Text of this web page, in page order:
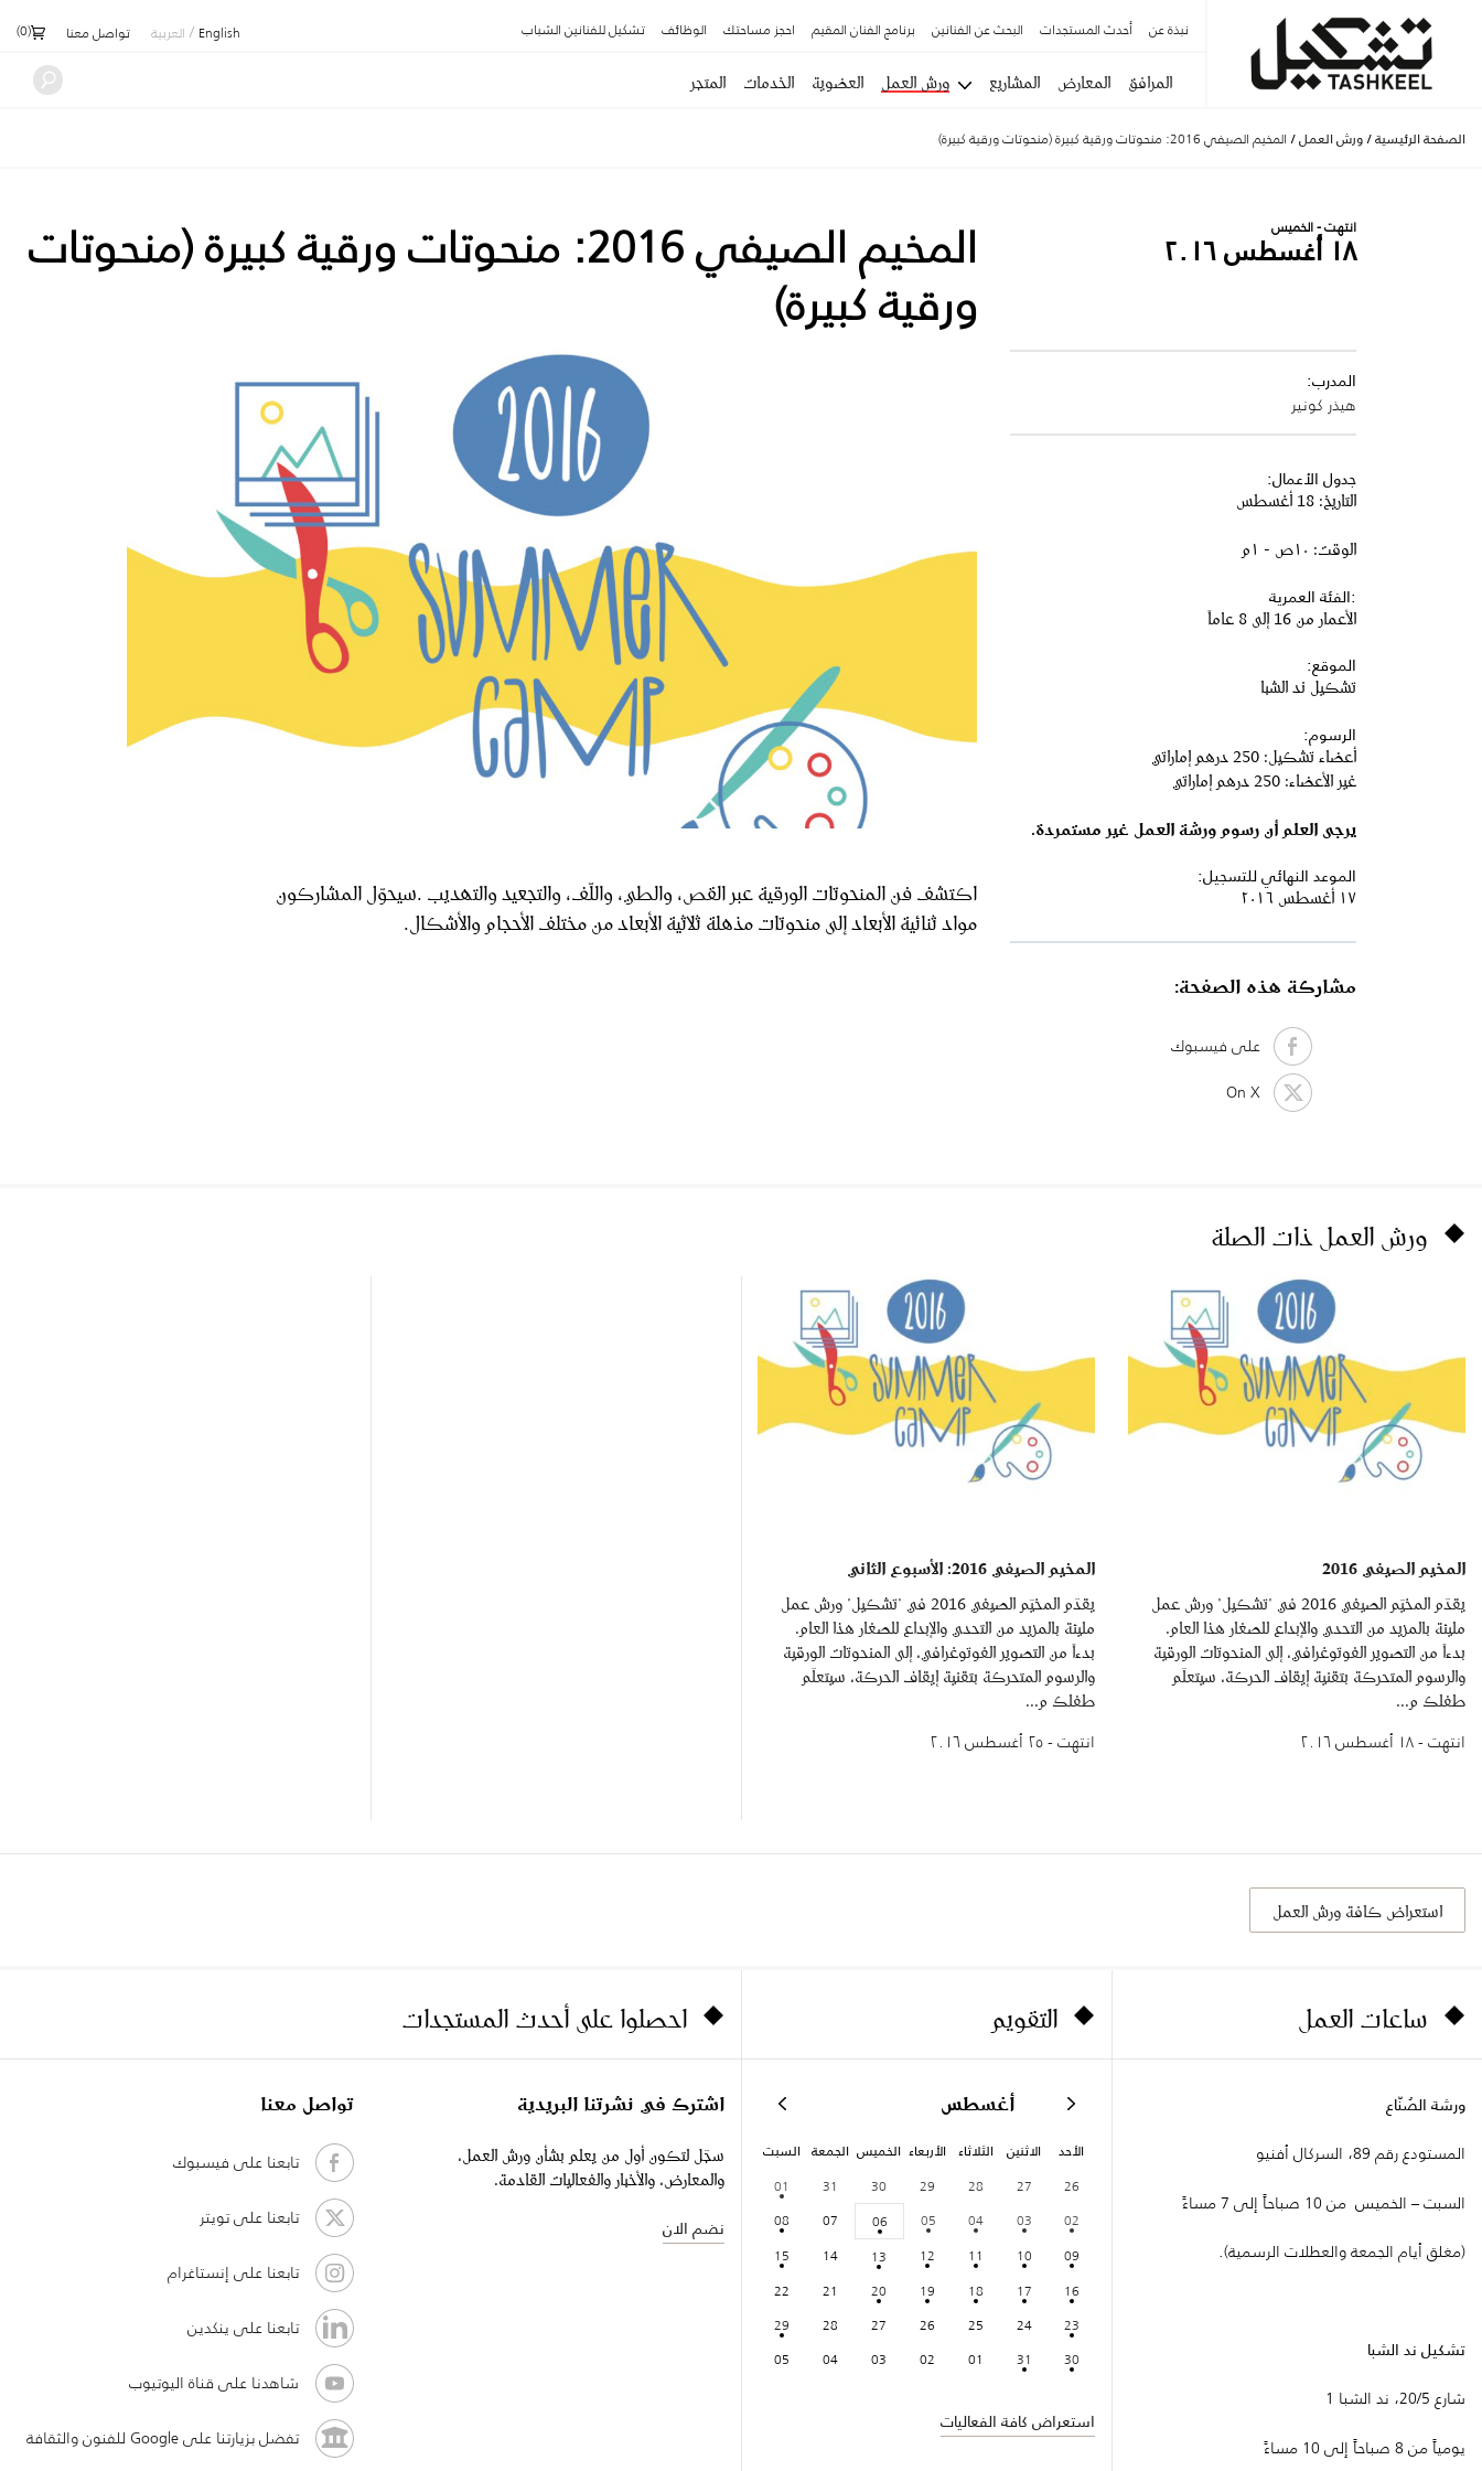
نبذة عن أحدث المستجدات البحث عن الفنانين برنامج الفنان المقيم احجز مساحتك الوظائف تشكيل للفنانين الشباب English
/ العربية تواصل معنا (
0
)
المرافق المعارض المشاريع ورش العمل العضوية الخدمات المتجر
الصفحة الرئيسية / ورش العمل / المخيم الصيفي 2016: منحوتات ورقية كبيرة (منحوتات ورقية كبيرة)
المخيم الصيفي 2016: منحوتات ورقية كبيرة (منحوتات
ورقية كبيرة)
انتهت - الخميس
١٨ أغسطس ٢٠١٦
المدرب:
هيذر كونير
جدول الأعمال:
التاريخ: 18 أغسطس
الوقت: ١٠ص - ١م
:الفئة العمرية
الأعمار من 16 إلى 8 عاماً
الموقع:
تشكيل ند الشبا
الرسوم:
أعضاء تشكيل: 250 درهم إماراتي
غير الأعضاء: 250 درهم إماراتي
يرجى العلم أن رسوم ورشة العمل غير مستمردة.
الموعد النهائي للتسجيل:
١٧ أغسطس ٢٠١٦
مشاركة هذه الصفحة:
على فيسبوك
On X
‬مواد‭ ‬ثنائية‭ ‬الأبعاد‭ ‬إلى‭ ‬منحوتات‭ ‬مذهلة‭ ‬ثلاثية‭ ‬الأبعاد‭ ‬من‭ ‬مختلف‭ ‬الأحجام‭ ‬والأشكال‭.‬
ورش العمل ذات الصلة
المخيم الصيفي 2016
يقدّم المخيّم الصيفي 2016 في "تشكيل" ورش عمل
مليئة بالمزيد من التحدي والإبداع للصغار هذا العام.
بدءاً من التصوير الفوتوغرافي، إلى المنحوتات الورقية
والرسوم المتحركة بتقنية إيقاف الحركة، سيتعلّم
طفلك م...
انتهت - ١٨ أغسطس ٢٠١٦
المخيم الصيفي 2016: الأسبوع الثاني
يقدّم المخيّم الصيفي 2016 في "تشكيل" ورش عمل
مليئة بالمزيد من التحدي والإبداع للصغار هذا العام.
بدءاً من التصوير الفوتوغرافي، إلى المنحوتات الورقية
والرسوم المتحركة بتقنية إيقاف الحركة، سيتعلّم
طفلك م...
انتهت - ٢٥ أغسطس ٢٠١٦
استعراض كافة ورش العمل
ساعات العمل
ورشة الصُنّاع
المستودع رقم 89، السركال أفنيو
السبت – الخميس من 10 صباحاً إلى 7 مساءً
(مغلق أيام الجمعة والعطلات الرسمية).
تشكيل ند الشبا
شارع 20/5، ند الشبا 1
يومياً من 8 صباحاً إلى 10 مساءً
التقويم
أغسطس
الأحد الاثنين الثلاثاء الأربعاء الخميس الجمعة السبت
26
27
28
29
30
31
01
02
03
04
05
06
07
08
09
10
11
12
13
14
15
16
17
18
19
20
21
22
23
24
25
26
27
28
29
30
31
01
02
03
04
05
استعراض كافة الفعاليات
احصلوا على أحدث المستجدات
اشترك في نشرتنا البريدية
سجّل لتكون أول من يعلم بشأن ورش العمل،
والمعارض، والأخبار والفعاليات القادمة.
نضم الان
تواصل معنا
تابعنا على فيسبوك
تابعنا على تويتر
تابعنا على إنستاغرام
تابعنا على ينكدين
شاهدنا على قناة اليوتيوب
تفضل بزيارتنا على Google للفنون والثقافة